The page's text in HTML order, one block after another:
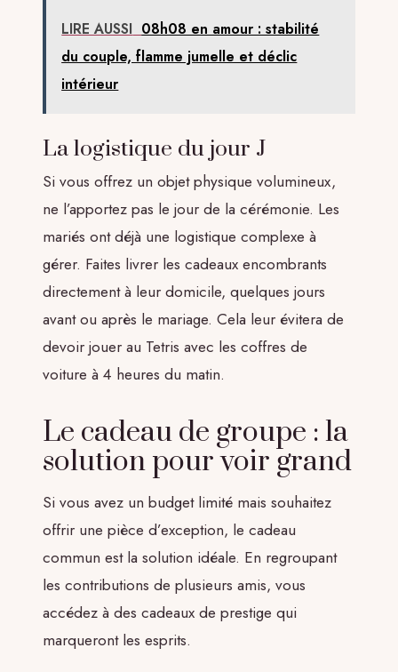
LIRE AUSSI 08h08 en amour : stabilité
du couple, flamme jumelle et déclic
intérieur
La logistique du jour J
Si vous offrez un objet physique volumineux,
ne l’apportez pas le jour de la cérémonie. Les
mariés ont déjà une logistique complexe à
gérer. Faites livrer les cadeaux encombrants
directement à leur domicile, quelques jours
avant ou après le mariage. Cela leur évitera de
devoir jouer au Tetris avec les coffres de
voiture à 4 heures du matin.
Le cadeau de groupe : la
solution pour voir grand
Si vous avez un budget limité mais souhaitez
offrir une pièce d’exception, le cadeau
commun est la solution idéale. En regroupant
les contributions de plusieurs amis, vous
accédez à des cadeaux de prestige qui
marqueront les esprits.